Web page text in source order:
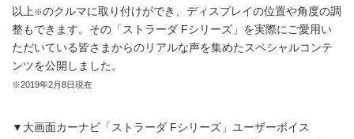
以上※のクルマに取り付けができ、ディスプレイの位置や角度の調
整もできます。その「ストラーダ Fシリーズ」を実際にご愛用い
ただいている皆さまからのリアルな声を集めたスペシャルコンテ
ンツを公開しました。
※2019年2月8日現在
▼大画面カーナビ「ストラーダ Fシリーズ」ユーザーボイス